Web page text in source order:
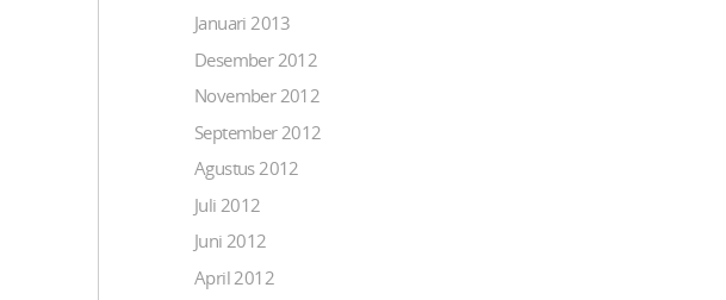
Januari 2013
Desember 2012
November 2012
September 2012
Agustus 2012
Juli 2012
Juni 2012
April 2012